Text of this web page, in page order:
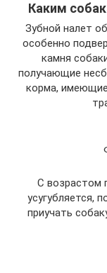
Каким
Зубной налет
особенно
камня
получающие
корма,
С возрастом
усугубляется,
приучать